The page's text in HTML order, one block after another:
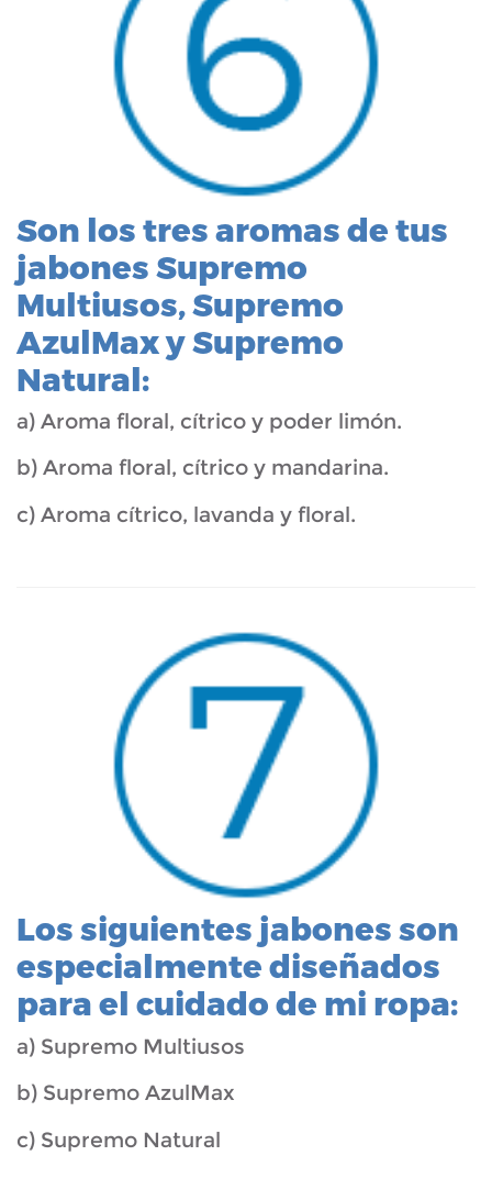
Son los tres aromas de tus
jabones Supremo
Multiusos, Supremo
AzulMax y Supremo
Natural:
a) Aroma floral, cítrico y poder limón.
b) Aroma floral, cítrico y mandarina.
c) Aroma cítrico, lavanda y floral.
Los siguientes jabones son
especialmente diseñados
para el cuidado de mi ropa:
a) Supremo Multiusos
b) Supremo AzulMax
c) Supremo Natural